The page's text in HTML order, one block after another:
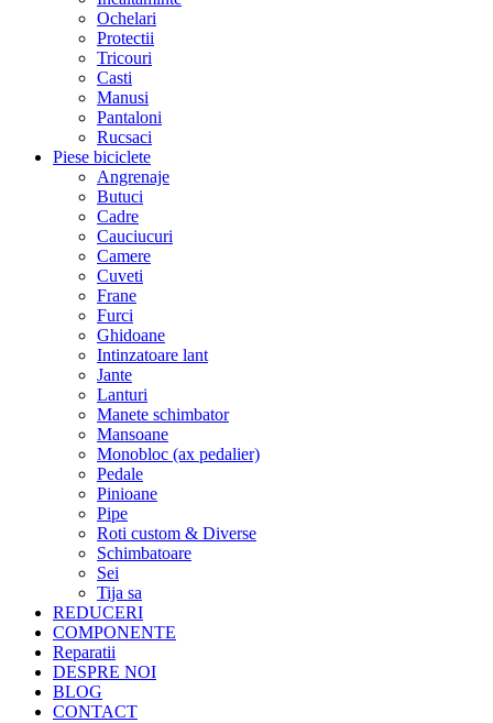
Ochelari
Protectii
Tricouri
Casti
Manusi
Pantaloni
Rucsaci
Piese biciclete
Angrenaje
Butuci
Cadre
Cauciucuri
Camere
Cuveti
Frane
Furci
Ghidoane
Intinzatoare lant
Jante
Lanturi
Manete schimbator
Mansoane
Monobloc (ax pedalier)
Pedale
Pinioane
Pipe
Roti custom & Diverse
Schimbatoare
Sei
Tija sa
REDUCERI
COMPONENTE
Reparatii
DESPRE NOI
BLOG
CONTACT